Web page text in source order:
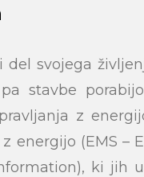
del svojega
stavbe
z
energijo (EMS
ki jih